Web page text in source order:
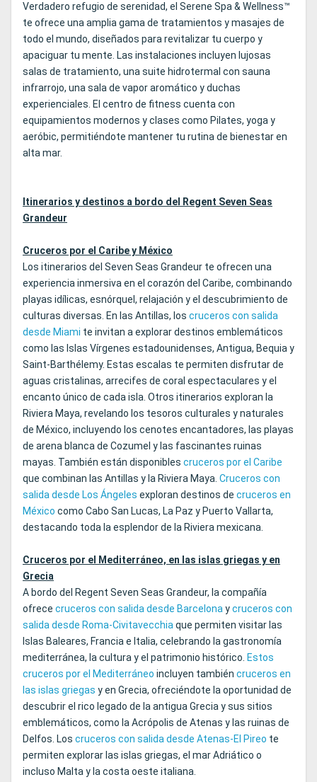
Verdadero refugio de serenidad, el Serene Spa & Wellness™
te ofrece una amplia gama de tratamientos y masajes de
todo el mundo, diseñados para revitalizar tu cuerpo y
apaciguar tu mente. Las instalaciones incluyen lujosas
salas de tratamiento, una suite hidrotermal con sauna
infrarrojo, una sala de vapor aromático y duchas
experienciales. El centro de fitness cuenta con
equipamientos modernos y clases como Pilates, yoga y
aeróbic, permitiéndote mantener tu rutina de bienestar en
alta mar.
Itinerarios y destinos a bordo del Regent Seven Seas
Grandeur
Cruceros por el Caribe y México
Los itinerarios del Seven Seas Grandeur te ofrecen una
experiencia inmersiva en el corazón del Caribe, combinando
playas idílicas, esnórquel, relajación y el descubrimiento de
culturas diversas. En las Antillas, los cruceros con salida
desde Miami te invitan a explorar destinos emblemáticos
como las Islas Vírgenes estadounidenses, Antigua, Bequia y
Saint‑Barthélemy. Estas escalas te permiten disfrutar de
aguas cristalinas, arrecifes de coral espectaculares y el
encanto único de cada isla. Otros itinerarios exploran la
Riviera Maya, revelando los tesoros culturales y naturales
de México, incluyendo los cenotes encantadores, las playas
de arena blanca de Cozumel y las fascinantes ruinas
mayas. También están disponibles cruceros por el Caribe
que combinan las Antillas y la Riviera Maya. Cruceros con
salida desde Los Ángeles exploran destinos de cruceros en
México como Cabo San Lucas, La Paz y Puerto Vallarta,
destacando toda la esplendor de la Riviera mexicana.
Cruceros por el Mediterráneo, en las islas griegas y en
Grecia
A bordo del Regent Seven Seas Grandeur, la compañía
ofrece cruceros con salida desde Barcelonaycruceros con
salida desde Roma-Civitavecchiaque permiten visitar las
Islas Baleares, Francia e Italia, celebrando la gastronomía
mediterránea, la cultura y el patrimonio histórico. Estos
cruceros por el Mediterráneo incluyen también cruceros en
las islas griegas y en Grecia, ofreciéndote la oportunidad de
descubrir el rico legado de la antigua Grecia y sus sitios
emblemáticos, como la Acrópolis de Atenas y las ruinas de
Delfos. Los cruceros con salida desde Atenas‑El Pireo te
permiten explorar las islas griegas, el mar Adriático o
incluso Malta y la costa oeste italiana.